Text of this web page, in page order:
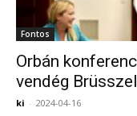
Fontos
Orbán
vendég
ki - 2024-04-16